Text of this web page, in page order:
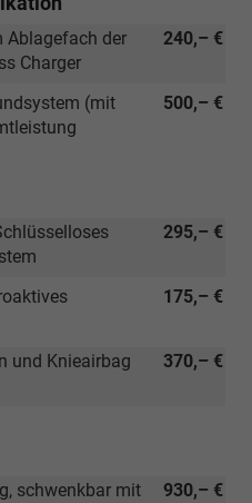
240,– €
Ablagefach der
Charger
500,– €
(mit
295,– €
175,– €
370,– €
und Knieairbag
930,– €
schwenkbar mit